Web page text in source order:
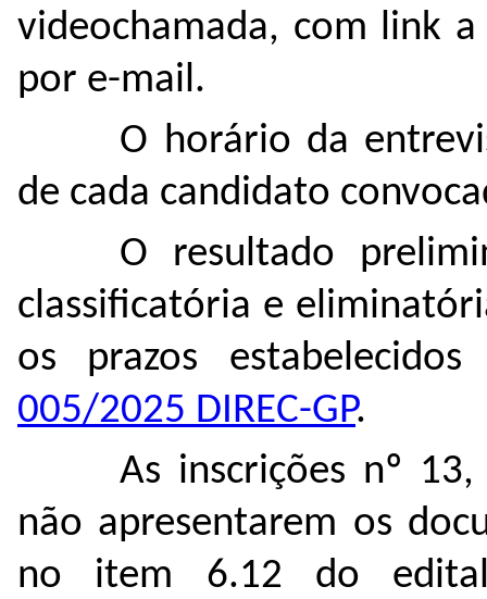
videochamada, com link
por e-mail.
O horário da
de cada candidato
O resultado
classificatória e
os prazos
005/2025 DIREC-GP.
As inscrições nº
não apresentarem os
no item 6.12 do